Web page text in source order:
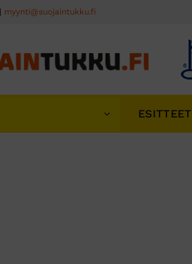
myynti@suojaintukku.fi
ESITTEET